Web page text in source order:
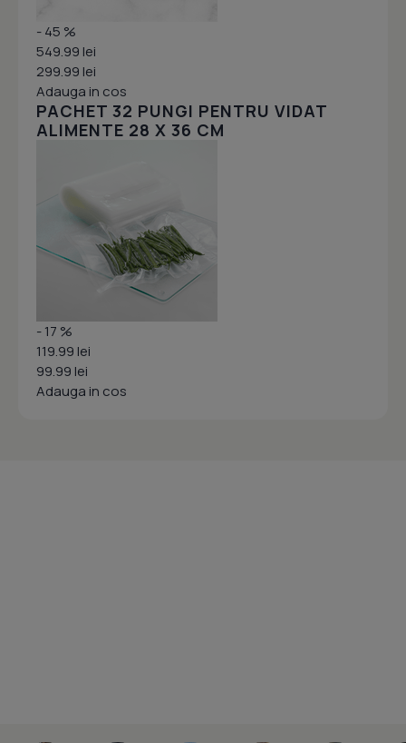
- 45 %
549.99 lei
299.99 lei
Adauga in cos
PACHET 32 PUNGI PENTRU VIDAT
ALIMENTE 28 X 36 CM
- 17 %
119.99 lei
99.99 lei
Adauga in cos